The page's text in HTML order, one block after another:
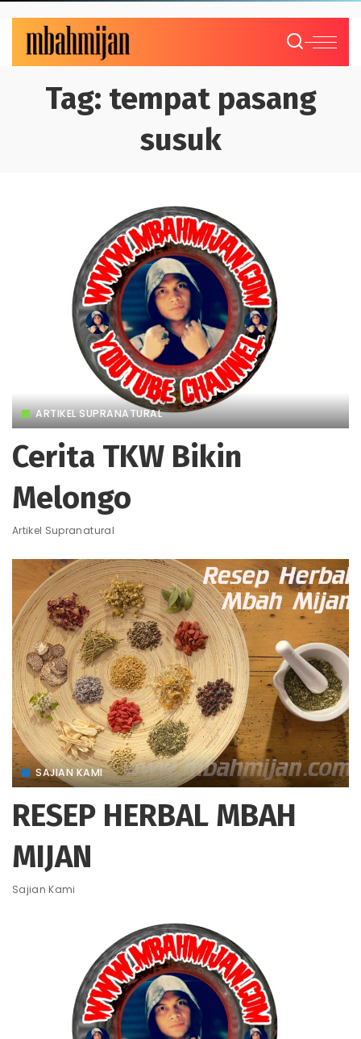
Tag: tempat pasang
susuk
ARTIKEL SUPRANATURAL
Cerita TKW Bikin
Melongo
Artikel Supranatural
SAJIAN KAMI
RESEP HERBAL MBAH
MIJAN
Sajian Kami